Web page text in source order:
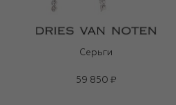
Серьги
59 850 ₽